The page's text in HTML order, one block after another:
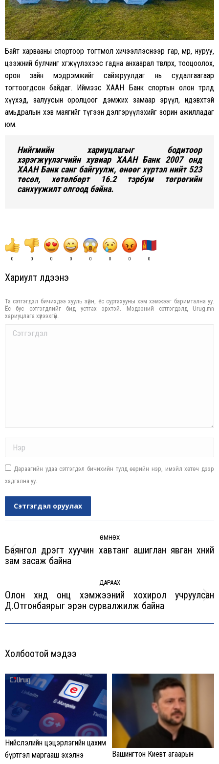
Байт харвааны спортоор тогтмол хичээллэснээр гар, мөр, нуруу,
цээжний булчинг хөгжүүлэхээс гадна анхаарал төвлөрөх, тооцоолох,
орон зайн мэдрэмжийг сайжруулдаг нь судалгаагаар
тогтоогдсон байдаг. Иймээс ХААН Банк спортын олон төрөлд
хүүхэд, залуусын оролцоог дэмжих замаар эрүүл, идэвхтэй
амьдралын хэв маягийг түгээн дэлгэрүүлэхийг зорин ажилладаг
юм.
Нийгмийн хариуцлагыг бодитоор
хэрэгжүүлэгчийн хувиар ХААН Банк 2007 онд
ХААН Банк санг байгуулж, өнөөг хүртэл нийт 523
төсөл, хөтөлбөрт 16.2 тэрбум төгрөгийн
санхүүжилт олгоод байна.
0 0 0 0 0 0 0 0
Хариулт үлдээнэ үү
Та сэтгэгдэл бичихдээ хууль зүйн, ёс суртахууны хэм хэмжээг баримтална уу.
Ёс бус сэтгэгдлийг бид устгах эрхтэй. Мэдээний сэтгэгдэлд Urug.mn
хариуцлага хүлээхгүй.
Comment
Дараагийн удаа сэтгэгдэл бичихийн тулд өөрийн нэр, имэйл хөтөч дээр
хадгална уу.
Сэтгэгдэл оруулах
ӨМНӨХ
Previous
Баянгол дүүрэгт хуучин хавтанг ашиглан явган хүний
зам засаж байна
ДАРААХ
Next
Олон хүнд онц хэмжээний хохирол учруулсан
Д.Отгонбаярыг эрэн сурвалжилж байна
Холбоотой мэдээ
Нийслэлийн цэцэрлэгийн цахим
бүртгэл маргааш эхэлнэ
Вашингтон Киевт агаарын